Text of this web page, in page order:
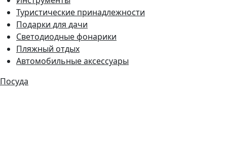
Туристические принадлежности
Подарки для дачи
Светодиодные фонарики
Пляжный отдых
Автомобильные аксессуары
Посуда